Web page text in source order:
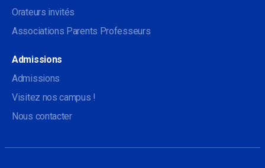
Orateurs invités
Associations Parents Professeurs
Admissions
Admissions
Visitez nos campus !
Nous contacter